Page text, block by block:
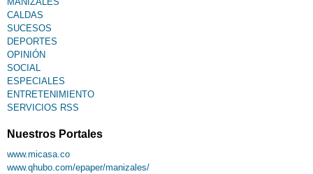
CALDAS
SUCESOS
DEPORTES
OPINIÓN
SOCIAL
ESPECIALES
ENTRETENIMIENTO
SERVICIOS RSS
Nuestros Portales
www.micasa.co
www.qhubo.com/epaper/manizales/